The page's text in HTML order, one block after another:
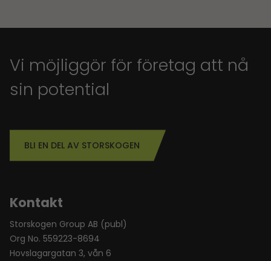
Vi möjliggör för företag att nå
sin potential
BLI EN DEL AV STORSKOGEN
Kontakt
Storskogen Group AB (publ)
Org No. 559223-8694
Hovslagargatan 3, vån 6